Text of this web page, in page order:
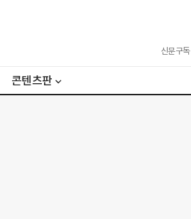
신문구독
콘텐츠판